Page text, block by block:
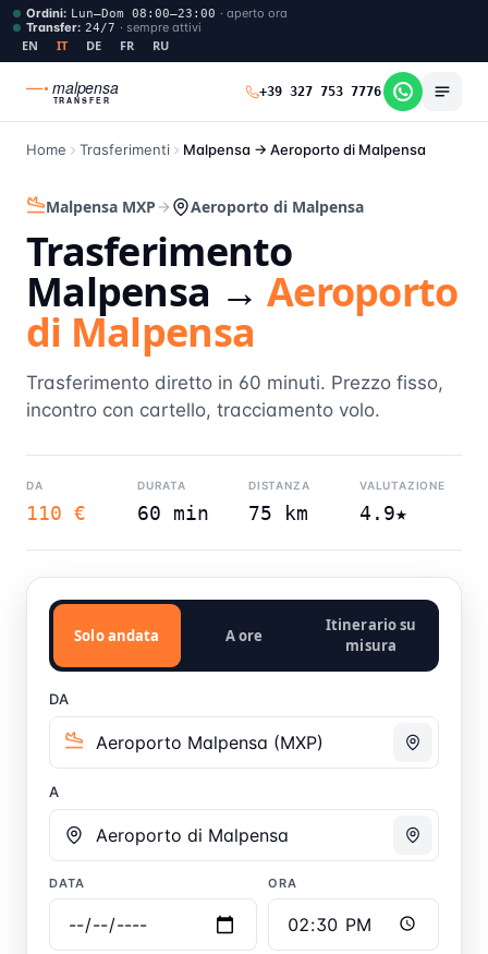
Ordini: Lun–Dom 08:00–23:00 · aperto ora
Transfer: 24/7 · sempre attivi
EN IT DE FR RU
malpensa
TRANSFER
+39 327 753 7776
Home Trasferimenti Malpensa → Aeroporto di Malpensa
Malpensa MXP Aeroporto di Malpensa
Trasferimento
Malpensa →Aeroporto
di Malpensa
Trasferimento diretto in 60 minuti. Prezzo fisso,
incontro con cartello, tracciamento volo.
DA
110 €
DURATA
60 min
DISTANZA
75 km
VALUTAZIONE
4.9★
Solo andata A ore
Itinerario su
misura
DA
A
DATA ORA